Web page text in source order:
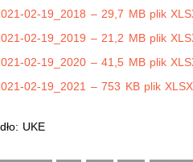
02-19_2018 – 29,7 MB plik
02-19_2019 – 21,2 MB plik
02-19_2020 – 41,5 MB plik
02-19_2021 – 753 KB plik XLSX
UKE